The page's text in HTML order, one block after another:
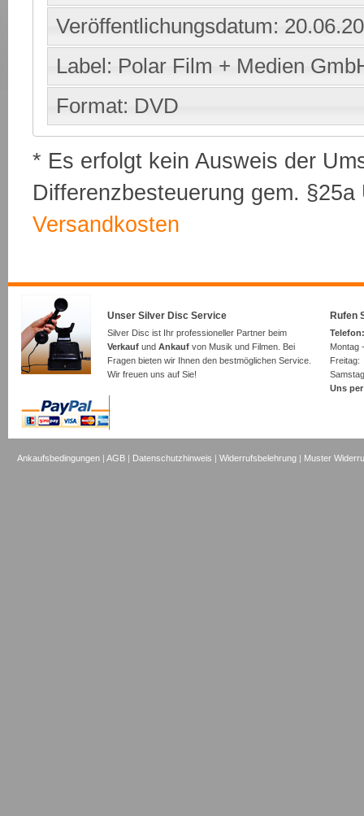
Veröffentlichungsdatum:
Label: Polar Film + Medien
Format: DVD
* Es erfolgt kein Ausweis der
Differenzbesteuerung gem.
Versandkosten
Unser Silver Disc Service
Silver Disc ist Ihr professioneller Partner beim
Verkauf und Ankauf von Musik und Filmen. Bei
Fragen bieten wir Ihnen den bestmöglichen Service.
Wir freuen uns auf Sie!
Rufen
Montag
Uns
Ankaufsbedingungen |AGB | Datenschutzhinweis |Widerrufsbelehrung | Muster